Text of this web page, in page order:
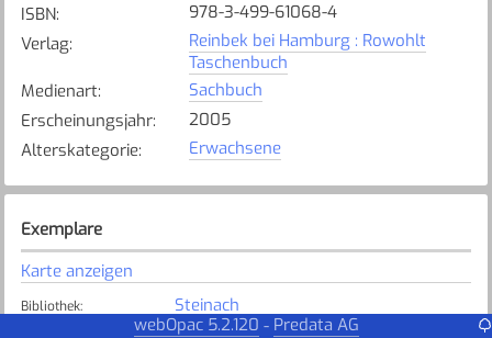
ISBN:
978-3-499-61068-4
Verlag:
Reinbek bei Hamburg : Rowohlt
Taschenbuch
Medienart:
Sachbuch
Erscheinungsjahr:
2005
Alterskategorie: Erwachsene
Exemplare
Karte anzeigen
Bibliothek: Steinach
Verfügbar
webOpac 5.2.120 - Predata AG